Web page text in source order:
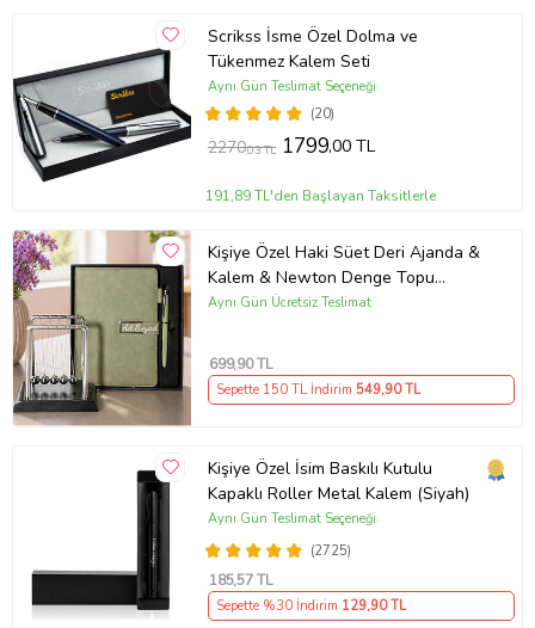
Scrikss İsme Özel Dolma ve
Tükenmez Kalem Seti
(20)
Aynı Gün Teslimat Seçeneği
2270,03 TL 1799,00 TL
191,89 TL'den Başlayan Taksitlerle
Kişiye Özel Haki Süet Deri Ajanda &
Kalem & Newton Denge Topu
Premium Hediye Seti
Aynı Gün Ücretsiz Teslimat
699,90 TL
Sepette 150 TL İndirim 549,90 TL
Kişiye Özel İsim Baskılı Kutulu
Kapaklı Roller Metal Kalem (Siyah)
(2725)
Aynı Gün Teslimat Seçeneği
185,57 TL
Sepette %30 İndirim 129,90 TL